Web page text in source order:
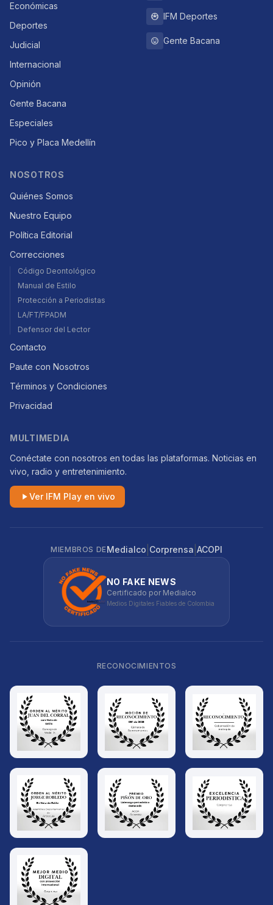
Económicas
Deportes
Judicial
Internacional
Opinión
Gente Bacana
Especiales
Pico y Placa Medellín
IFM Deportes
Gente Bacana
NOSOTROS
Quiénes Somos
Nuestro Equipo
Política Editorial
Correcciones
Código Deontológico
Manual de Estilo
Protección a Periodistas
LA/FT/FPADM
Defensor del Lector
Contacto
Paute con Nosotros
Términos y Condiciones
Privacidad
MULTIMEDIA
Conéctate con nosotros en todas las plataformas. Noticias en
vivo, radio y entretenimiento.
Ver IFM Play en vivo
MIEMBROS DEMedialco Corprensa ACOPI
NO FAKE NEWS
Certificado por Medialco
Medios Digitales Fiables de Colombia
RECONOCIMIENTOS